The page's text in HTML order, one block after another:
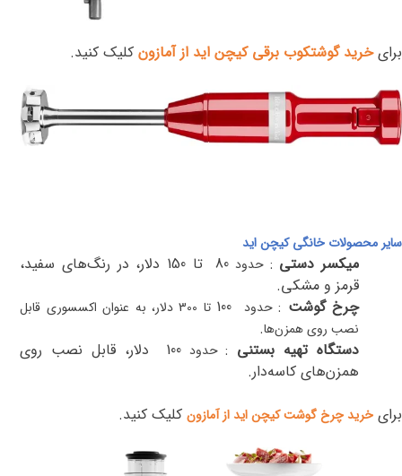
برایخرید گوشتکوب برقی کیچن اید از آمازون کلیک کنید.
سایر محصولات خانگی کیچن اید
میکسر دستی : حدود 80
تا 150 دلار، در رنگ‌های سفید،
قرمز و مشکی.
چرخ گوشت : حدود 100
تا 300 دلار، به عنوان اکسسوری قابل
نصب روی همزن‌ها.
دستگاه تهیه بستنی : حدود100
دلار، قابل نصب روی
همزن‌های کاسه‌دار.
برای خرید چرخ گوشت کیچن اید از آمازون کلیک کنید.